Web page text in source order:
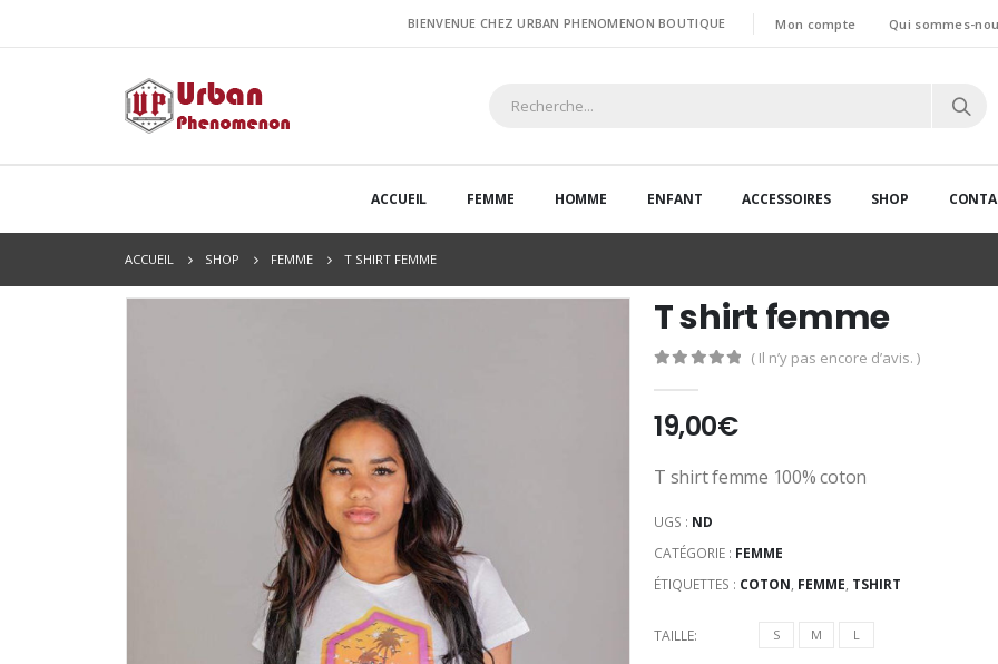
BIENVENUE CHEZ URBAN PHENOMENON BOUTIQUE Mon compte Qui sommes-
ACCUEIL FEMME HOMME ENFANT ACCESSOIRES SHOP
ACCUEIL SHOP FEMME T SHIRT FEMME
T shirt femme
( Il n’y pas encore d’avis. )
19,00€
T shirt femme 100% coton
UGS : ND
CATÉGORIE : FEMME
ÉTIQUETTES : COTON, FEMME, TSHIRT
TAILLE S M L